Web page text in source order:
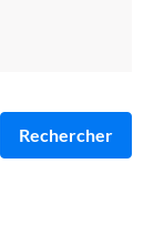
Rechercher